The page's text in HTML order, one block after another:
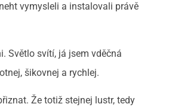
vymysleli a instalovali právě
Světlo svítí, já jsem vděčná
šikovnej a rychlej.
Že totiž stejnej lustr, tedy